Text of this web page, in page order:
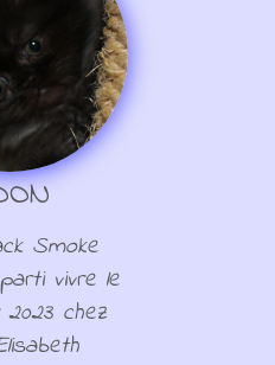
Smoke
vivre le
2023 chez